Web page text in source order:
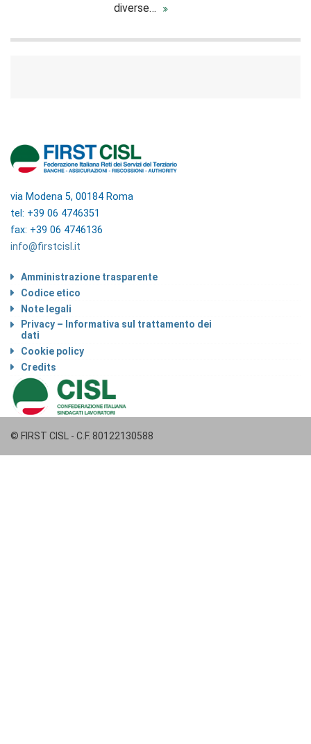
diverse…
via Modena 5, 00184 Roma
tel: +39 06 4746351
fax: +39 06 4746136
info@firstcisl.it
Amministrazione trasparente
Codice etico
Note legali
Privacy – Informativa sul trattamento dei
dati
Cookie policy
Credits
© FIRST CISL - C.F. 80122130588